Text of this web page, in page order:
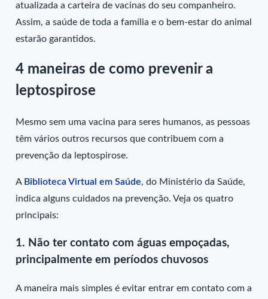
atualizada a carteira de vacinas do seu companheiro.
Assim, a saúde de toda a família e o bem-estar do animal
estarão garantidos.
4 maneiras de como prevenir a
leptospirose
Mesmo sem uma vacina para seres humanos, as pessoas
têm vários outros recursos que contribuem com a
prevenção da leptospirose.
A Biblioteca Virtual em Saúde, do Ministério da Saúde,
indica alguns cuidados na prevenção. Veja os quatro
principais:
1. Não ter contato com águas empoçadas,
principalmente em períodos chuvosos
A maneira mais simples é evitar entrar em contato com a